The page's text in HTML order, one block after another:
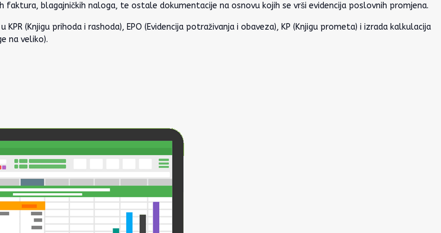
blagajničkih naloga, te ostale dokumentacije na osnovu kojih se vrši evidencija poslovnih promjena.
(Knjigu prihoda i rashoda), EPO (Evidencija potraživanja i obaveza), KP (Knjigu prometa) i izrada kalkulacija
na veliko).